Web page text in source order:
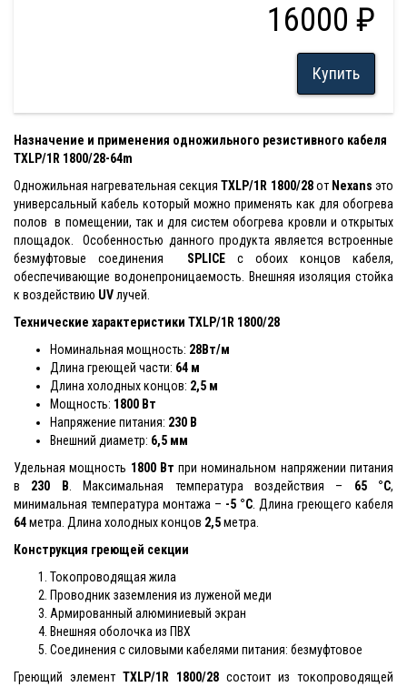
16000 ₽
Купить
Назначение и применения одножильного резистивного кабеля
TXLP/1R 1800/28-64m
Одножильная нагревательная секцияTXLP/1R 1800/28от Nexans это
универсальный кабель который можно применять как для обогрева
полов в помещении, так и для систем обогрева кровли и открытых
площадок. Особенностью данного продукта является встроенные
безмуфтовые соединения SPLICE с обоих концов кабеля,
обеспечивающие водонепроницаемость. Внешняя изоляция стойка
к воздействию UVлучей.
Технические характеристики TXLP/1R 1800/28
Номинальная мощность: 28Вт/м
Длина греющей части: 64 м
Длина холодных концов: 2,5 м
Мощность: 1800 Вт
Напряжение питания: 230 В
Внешний диаметр: 6,5 мм
Удельная мощность 1800 Вт при номинальном напряжении питания
в 230 В . Максимальная температура воздействия – 65 °С,
минимальная температура монтажа – -5 °С . Длина греющего кабеля
64метра. Длина холодных концов 2,5метра.
Конструкция греющей секции
Токопроводящая жила
Проводник заземления из луженой меди
Армированный алюминиевый экран
Внешняя оболочка из ПВХ
Соединения с силовыми кабелями питания: безмуфтовое
Греющий элемент TXLP/1R 1800/28 состоит из токопроводящей